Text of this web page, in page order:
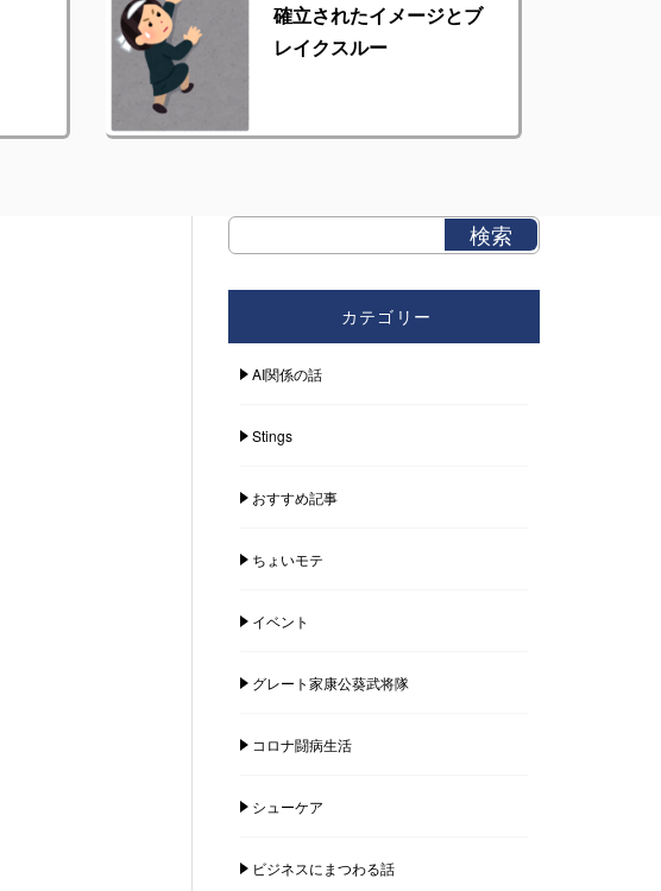
確立されたイメージとブ
レイクスルー
カテゴリー
AI関係の話
Stings
おすすめ記事
ちょいモテ
イベント
グレート家康公葵武将隊
コロナ闘病生活
シューケア
ビジネスにまつわる話